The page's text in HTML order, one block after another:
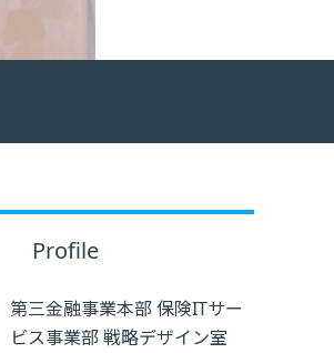
Profile
第三金融事業本部 保険ITサー
ビス事業部 戦略デザイン室